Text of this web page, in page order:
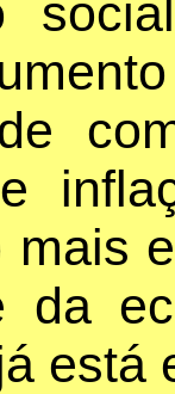
da
está